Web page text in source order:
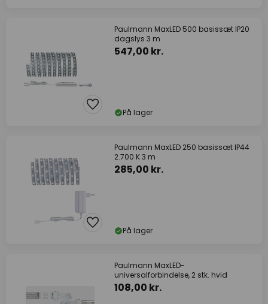
Paulmann MaxLED 500 basissæt IP20
dagslys 3 m
547,00 kr.
På lager
Paulmann MaxLED 250 basissæt IP44
2.700 K 3 m
285,00 kr.
På lager
Paulmann MaxLED-
universalforbindelse, 2 stk. hvid
108,00 kr.